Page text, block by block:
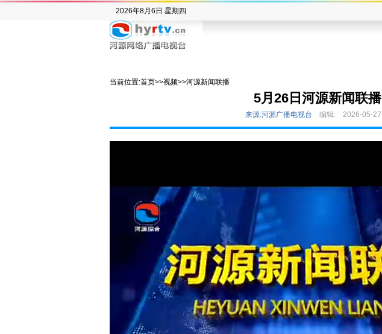
2026年8月6日 星期四
当前位置:首页>>视频>>河源新闻联播
5月26日河源新闻联播
来源:河源广播电视台 编辑: 2026-05-27